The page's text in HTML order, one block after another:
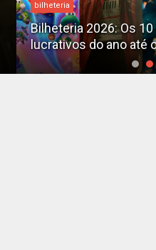
bilheteria
Bilheteria 2026: Os
lucrativos do ano até